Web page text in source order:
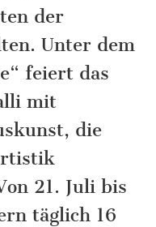
der
Unter dem
feiert das
mit
die
21. Juli bis
täglich 16